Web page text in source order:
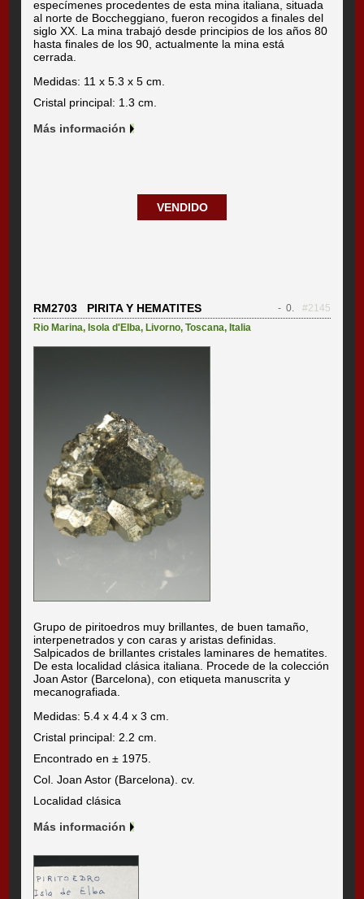
especímenes procedentes de esta mina italiana, situada
al norte de Boccheggiano, fueron recogidos a finales del
siglo XX. La mina trabajó desde principios de los años 80
hasta finales de los 90, actualmente la mina está
cerrada.
Medidas: 11 x 5.3 x 5 cm.
Cristal principal: 1.3 cm.
Más información
VENDIDO
RM2703 PIRITA Y HEMATITES - 0.
#2145
Rio Marina,Isola d'Elba,Livorno,Toscana,Italia
Grupo de piritoedros muy brillantes, de buen tamaño,
interpenetrados y con caras y aristas definidas.
Salpicados de brillantes cristales laminares de hematites.
De esta localidad clásica italiana. Procede de la colección
Joan Astor (Barcelona), con etiqueta manuscrita y
mecanografiada.
Medidas: 5.4 x 4.4 x 3 cm.
Cristal principal: 2.2 cm.
Encontrado en ± 1975.
Col. Joan Astor (Barcelona). cv.
Localidad clásica
Más información